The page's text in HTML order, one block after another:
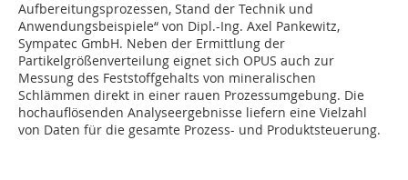
Aufbereitungsprozessen, Stand der Technik und
Anwendungsbeispiele“ von Dipl.-Ing. Axel Pankewitz,
Sympatec GmbH. Neben der Ermittlung der
Partikelgrößenverteilung eignet sich OPUS auch zur
Messung des Feststoffgehalts von mineralischen
Schlämmen direkt in einer rauen Prozess­umgebung. Die
hochauflösenden Analyseergebnisse liefern eine Vielzahl
von Daten für die gesamte Prozess- und Produktsteuerung.